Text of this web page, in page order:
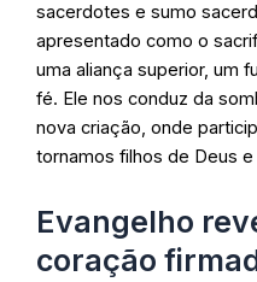
sacerdotes e sumo
apresentado como o
uma aliança superior, um
fé. Ele nos conduz da
nova criação, onde
tornamos filhos de Deus
Evangelho
coração